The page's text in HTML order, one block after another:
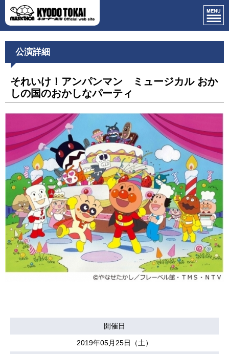
公演詳細
それいけ！アンパンマン ミュージカル おか
しの国のおかしなパーティ
開催日
2019年05月25日（土）